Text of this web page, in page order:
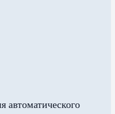
автоматического